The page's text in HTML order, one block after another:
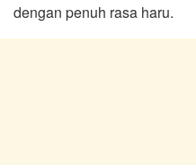
dengan penuh rasa haru.